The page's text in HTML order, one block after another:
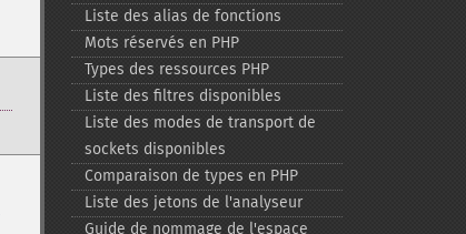
Liste des alias de fonctions
Mots réservés en PHP
Types des ressources PHP
Liste des filtres disponibles
Liste des modes de transport de
sockets disponibles
Comparaison de types en PHP
Liste des jetons de l'analyseur
Guide de nommage de l'espace